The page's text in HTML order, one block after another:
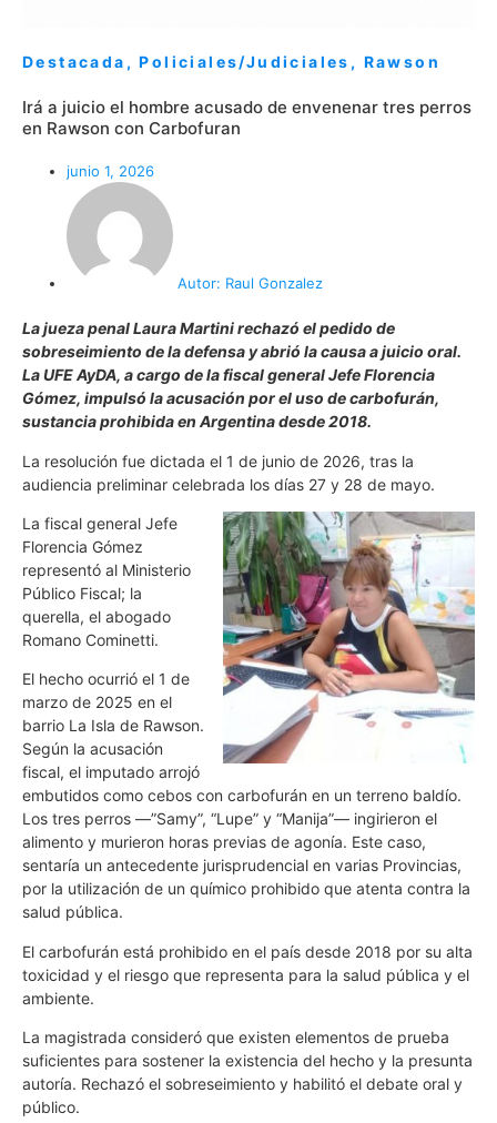
Destacada ,Policiales/Judiciales , Rawson
Irá a juicio el hombre acusado de envenenar tres perros
en Rawson con Carbofuran
junio 1, 2026
Autor: Raul Gonzalez
La jueza penal Laura Martini rechazó el pedido de
sobreseimiento de la defensa y abrió la causa a juicio oral.
La UFE AyDA, a cargo de la fiscal general Jefe Florencia
Gómez, impulsó la acusación por el uso de carbofurán,
sustancia prohibida en Argentina desde 2018.
La resolución fue dictada el 1 de junio de 2026, tras la
audiencia preliminar celebrada los días 27 y 28 de mayo.
La fiscal general Jefe
Florencia Gómez
representó al Ministerio
Público Fiscal; la
querella, el abogado
Romano Cominetti.
El hecho ocurrió el 1 de
marzo de 2025 en el
barrio La Isla de Rawson.
Según la acusación
fiscal, el imputado arrojó
embutidos como cebos con carbofurán en un terreno baldío.
Los tres perros —”Samy”, “Lupe” y “Manija”— ingirieron el
alimento y murieron horas previas de agonía. Este caso,
sentaría un antecedente jurisprudencial en varias Provincias,
por la utilización de un químico prohibido que atenta contra la
salud pública.
El carbofurán está prohibido en el país desde 2018 por su alta
toxicidad y el riesgo que representa para la salud pública y el
ambiente.
La magistrada consideró que existen elementos de prueba
suficientes para sostener la existencia del hecho y la presunta
autoría. Rechazó el sobreseimiento y habilitó el debate oral y
público.